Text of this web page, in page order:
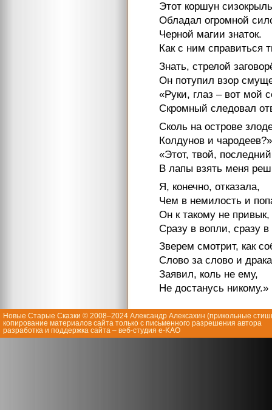
Этот коршун
Обладал огромной
Черной магии знаток.
Как с ним справиться
Знать, стрелой
Он потупил взор
«Руки, глаз – вот мой
Скромный следовал
Сколь на острове
Колдунов и чародеев?»
«Этот, твой,
В лапы взять меня
Я, конечно, отказала,
Чем в немилость и
Он к такому не привык,
Сразу в вопли, сразу в
Зверем смотрит, как
Слово за слово и
Заявил, коль не ему,
Не достанусь никому.»
Новые Старые Сказки © 2008–2024 Александр Алексахин (прикольные
копирование материалов сайта только с письменного разрешения автора
разработка и поддержка сайта – веб-студия e-KAO